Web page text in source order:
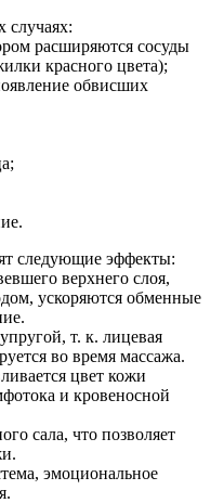
случаях:
расширяются сосуды
красного цвета);
обвисших
следующие эффекты:
верхнего слоя,
ускоряются обменные
т. к. лицевая
во время массажа.
цвет кожи
и кровеносной
сала, что позволяет
эмоциональное